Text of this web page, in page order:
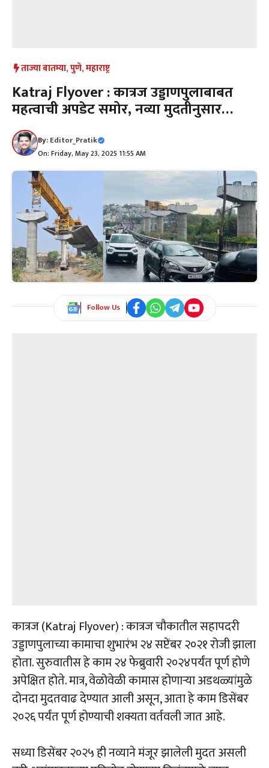
ताज्या बातम्या,पुणे,महाराष्ट्र
Katraj Flyover : कात्रज उड्डाणपुलाबाबत
महत्वाची अपडेट समोर, नव्या मुदतीनुसार…
By:Editor_Pratik
On: Friday, May 23, 2025 11:55 AM
Follow Us
कात्रज (Katraj Flyover) : कात्रज चौकातील सहापदरी
उड्डाणपुलाच्या कामाचा शुभारंभ २४ सप्टेंबर २०२१ रोजी झाला
होता. सुरुवातीस हे काम २४ फेब्रुवारी २०२४पर्यंत पूर्ण होणे
अपेक्षित होते. मात्र, वेळोवेळी कामास होणाऱ्या अडथळ्यांमुळे
दोनदा मुदतवाढ देण्यात आली असून, आता हे काम डिसेंबर
२०२६ पर्यंत पूर्ण होण्याची शक्यता वर्तवली जात आहे.
सध्या डिसेंबर २०२५ ही नव्याने मंजूर झालेली मुदत असली